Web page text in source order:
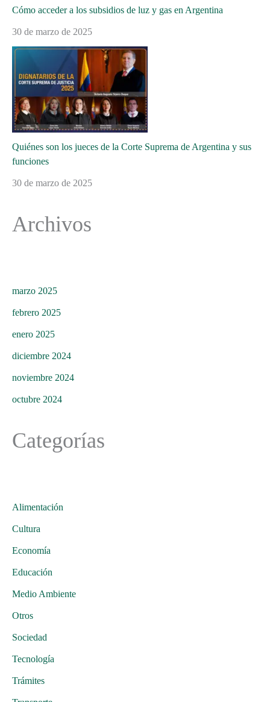
Cómo acceder a los subsidios de luz y gas en Argentina
30 de marzo de 2025
Quiénes son los jueces de la Corte Suprema de Argentina y sus
funciones
30 de marzo de 2025
Archivos
marzo 2025
febrero 2025
enero 2025
diciembre 2024
noviembre 2024
octubre 2024
Categorías
Alimentación
Cultura
Economía
Educación
Medio Ambiente
Otros
Sociedad
Tecnología
Trámites